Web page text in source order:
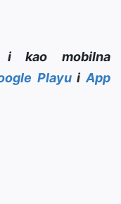
i kao mobilna
PlayuiApp